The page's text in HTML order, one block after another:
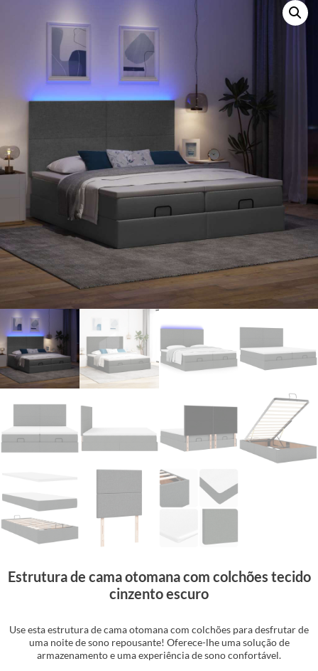
Estrutura de cama otomana com colchões tecido
cinzento escuro
Use esta estrutura de cama otomana com colchões para desfrutar de
uma noite de sono repousante! Oferece-lhe uma solução de
armazenamento e uma experiência de sono confortável.